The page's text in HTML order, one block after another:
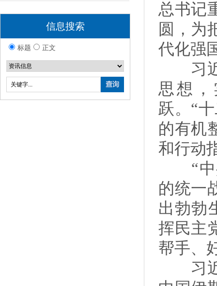
信息搜索
标题 正文
总书记
圆，为
代化强
习近
思想
跃。“
的有机
和行动
“中共
的统一
出勃勃
挥民主
帮手、
习近